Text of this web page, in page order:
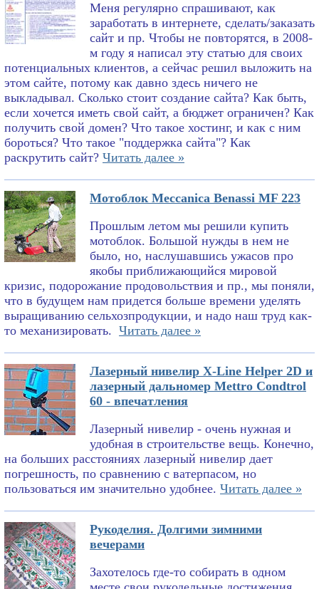
Меня регулярно спрашивают, как
заработать в интернете, сделать/заказать
сайт и пр. Чтобы не повторятся, в 2008-
м году я написал эту статью для своих
потенциальных клиентов, а сейчас решил выложить на
этом сайте, потому как давно здесь ничего не
выкладывал. Сколько стоит создание сайта? Как быть,
если хочется иметь свой сайт, а бюджет ограничен? Как
получить свой домен? Что такое хостинг, и как с ним
бороться? Что такое "поддержка сайта"? Как
раскрутить сайт? Читать далее »
Мотоблок Meccanica Benassi MF 223
Прошлым летом мы решили купить
мотоблок. Большой нужды в нем не
было, но, наслушавшись ужасов про
якобы приближающийся мировой
кризис, подорожание продовольствия и пр., мы поняли,
что в будущем нам придется больше времени уделять
выращиванию сельхозпродукции, и надо наш труд как-
то механизировать. Читать далее »
Лазерный нивелир X-Line Helper 2D и
лазерный дальномер Mettro Condtrol
60 - впечатления
Лазерный нивелир - очень нужная и
удобная в строительстве вещь. Конечно,
на больших расстояниях лазерный нивелир дает
погрешность, по сравнению с ватерпасом, но
пользоваться им значительно удобнее. Читать далее »
Рукоделия. Долгими зимними
вечерами
Захотелось где-то собирать в одном